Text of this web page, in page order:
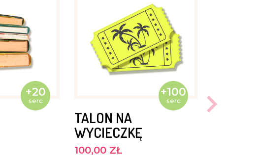
+20
serc
+100
serc
TALON NA
WYCIECZKĘ
100,00 ZŁ